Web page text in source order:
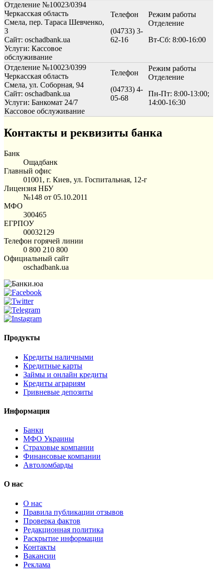
Отделение №10023/0394
Черкасская область
Смела, пер. Тараса Шевченко,
3
Сайт: oschadbank.ua
Услуги: Кассовое
обслуживание
Телефон
(04733) 3-
62-16
Режим работы
Отделение
Вт-Сб: 8:00-16:00
Отделение №10023/0399
Черкасская область
Смела, ул. Соборная, 94
Сайт: oschadbank.ua
Услуги: Банкомат 24/7
Кассовое обслуживание
Телефон
(04733) 4-
05-68
Режим работы
Отделение
Пн-Пт: 8:00-13:00;
14:00-16:30
Контакты и реквизиты банка
Банк
Ощадбанк
Главный офис
01001, г. Киев, ул. Госпитальная, 12-г
Лицензия НБУ
№148 от 05.10.2011
МФО
300465
ЕГРПОУ
00032129
Телефон горячей линии
0 800 210 800
Официальный сайт
oschadbank.ua
Продукты
Кредиты наличными
Кредитные карты
Займы и онлайн кредиты
Кредиты аграриям
Гривневые депозиты
Информация
Банки
МФО Украины
Страховые компании
Финансовые компании
Автоломбарды
О нас
О нас
Правила публикации отзывов
Проверка фактов
Редакционная политика
Раскрытие информации
Контакты
Вакансии
Реклама